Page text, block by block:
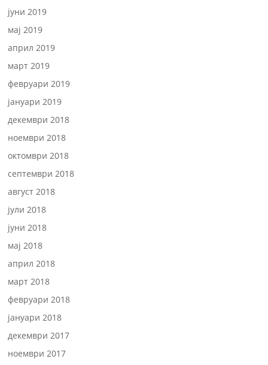
јуни 2019
мај 2019
април 2019
март 2019
февруари 2019
јануари 2019
декември 2018
ноември 2018
октомври 2018
септември 2018
август 2018
јули 2018
јуни 2018
мај 2018
април 2018
март 2018
февруари 2018
јануари 2018
декември 2017
ноември 2017